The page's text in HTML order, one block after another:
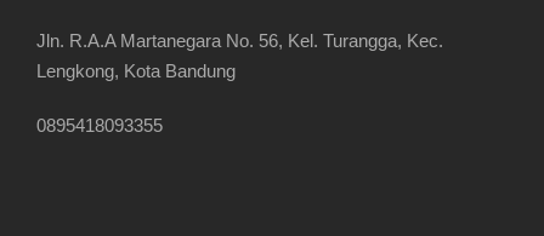
Jln. R.A.A Martanegara No. 56, Kel. Turangga, Kec.
Lengkong, Kota Bandung
0895418093355